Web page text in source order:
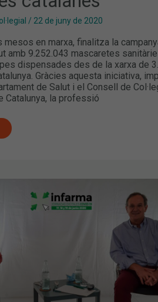
/ 22 de juny de 2020
en marxa, finalitza la
amb 9.252.043 mascaretes
dispensades des de la xarxa de
Gràcies aquesta iniciativa,
de Salut i el Consell de
Catalunya, la professió